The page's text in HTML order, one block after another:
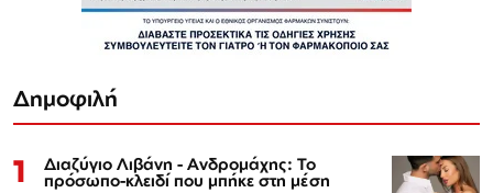
Δημοφιλή
1 Διαζύγιο Λιβάνη - Ανδρομάχης: Το
πρόσωπο-κλειδί που μπήκε στη μέση